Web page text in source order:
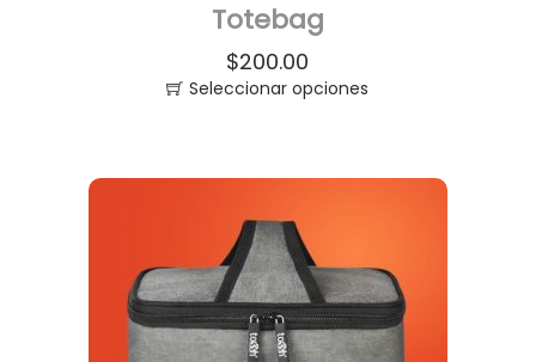
Totebag
$200.00
Seleccionar opciones